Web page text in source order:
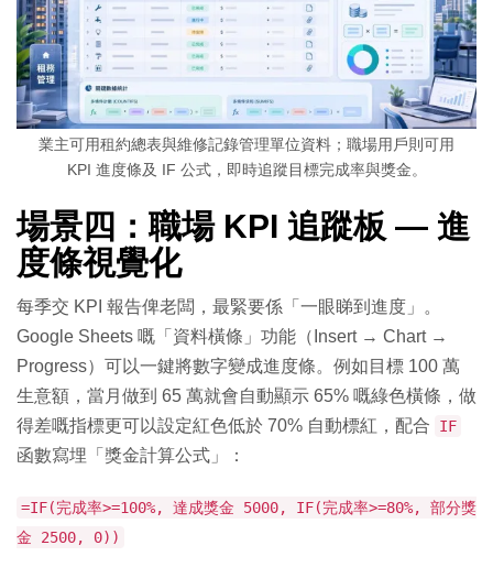
業主可用租約總表與維修記錄管理單位資料；職場用戶則可用
KPI 進度條及 IF 公式，即時追蹤目標完成率與獎金。
場景四：職場 KPI 追蹤板 — 進
度條視覺化
每季交 KPI 報告俾老闆，最緊要係「一眼睇到進度」。
Google Sheets 嘅「資料橫條」功能（Insert → Chart →
Progress）可以一鍵將數字變成進度條。例如目標 100 萬
生意額，當月做到 65 萬就會自動顯示 65% 嘅綠色橫條，做
得差嘅指標更可以設定紅色低於 70% 自動標紅，配合
IF
函數寫埋「獎金計算公式」：
=IF(完成率>=100%, 達成獎金 5000, IF(完成率>=80%, 部分獎
金 2500, 0))